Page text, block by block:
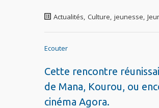
Actualités, Culture, jeunesse,
Ecouter
Cette rencontre
de Mana, Kourou, ou
cinéma Agora.